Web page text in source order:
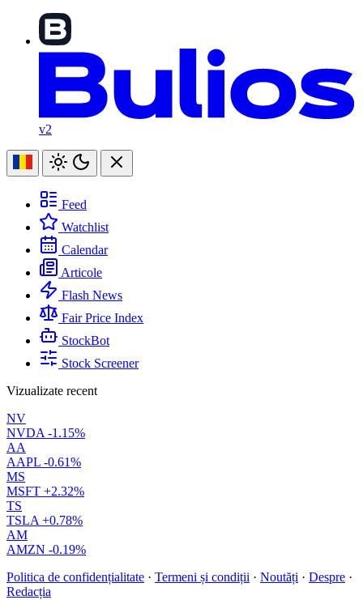
v2
Feed
Watchlist
Calendar
Articole
Flash News
Fair Price Index
StockBot
Stock Screener
Vizualizate recent
NV
NVDA -1.15%
AA
AAPL -0.61%
MS
MSFT +2.32%
TS
TSLA +0.78%
AM
AMZN -0.19%
Politica de confidențialitate · Termeni și condiții · Noutăți · Despre ·
Redacția